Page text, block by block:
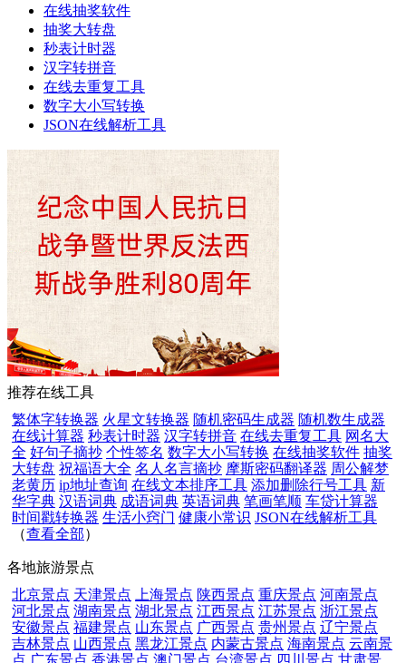
在线抽奖软件
抽奖大转盘
秒表计时器
汉字转拼音
在线去重复工具
数字大小写转换
JSON在线解析工具
推荐在线工具
繁体字转换器 火星文转换器 随机密码生成器 随机数生成器
在线计算器 秒表计时器 汉字转拼音 在线去重复工具 网名大
全 好句子摘抄 个性签名 数字大小写转换 在线抽奖软件 抽奖
大转盘 祝福语大全 名人名言摘抄 摩斯密码翻译器 周公解梦
老黄历 ip地址查询 在线文本排序工具 添加删除行号工具 新
华字典 汉语词典 成语词典 英语词典 笔画笔顺 车贷计算器
时间戳转换器 生活小窍门 健康小常识 JSON在线解析工具
（查看全部）
各地旅游景点
北京景点 天津景点 上海景点 陕西景点 重庆景点 河南景点
河北景点 湖南景点 湖北景点 江西景点 江苏景点 浙江景点
安徽景点 福建景点 山东景点 广西景点 贵州景点 辽宁景点
吉林景点 山西景点 黑龙江景点 内蒙古景点 海南景点 云南景
点 广东景点 香港景点 澳门景点 台湾景点 四川景点 甘肃景